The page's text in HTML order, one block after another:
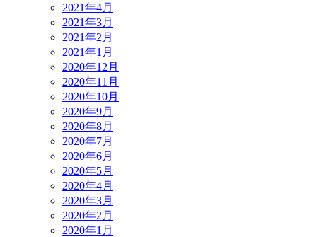
2021年4月
2021年3月
2021年2月
2021年1月
2020年12月
2020年11月
2020年10月
2020年9月
2020年8月
2020年7月
2020年6月
2020年5月
2020年4月
2020年3月
2020年2月
2020年1月